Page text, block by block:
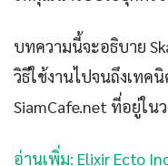
บทความนี้จะอธิบาย
วิธีใช้งานไปจนถึงเทค
SiamCafe.net ที่อยู่ใน
อ่านเพิ่ม: Elixir Ecto